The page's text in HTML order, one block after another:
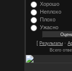
Хорошо
Неплохо
Плохо
Ужасно
[ Результаты ·
Всего